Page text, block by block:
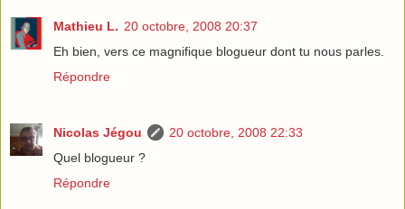
Mathieu L. 20 octobre, 2008 20:37
Eh bien, vers ce magnifique blogueur dont tu nous parles.
Répondre
Nicolas Jégou
20 octobre, 2008 22:33
Quel blogueur ?
Répondre